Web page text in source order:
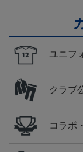
ユニフ
クラブ
コラボ